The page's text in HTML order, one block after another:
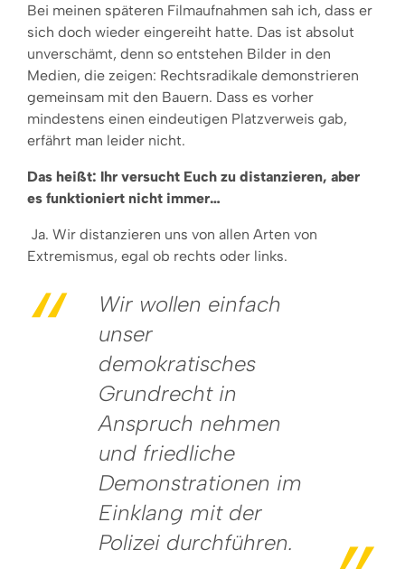
Bei meinen späteren Filmaufnahmen sah ich, dass er
sich doch wieder eingereiht hatte. Das ist absolut
unverschämt, denn so entstehen Bilder in den
Medien, die zeigen: Rechtsradikale demonstrieren
gemeinsam mit den Bauern. Dass es vorher
mindestens einen eindeutigen Platzverweis gab,
erfährt man leider nicht.
Das heißt: Ihr versucht Euch zu distanzieren, aber
es funktioniert nicht immer…
Ja. Wir distanzieren uns von allen Arten von
Extremismus, egal ob rechts oder links.
Wir wollen einfach
unser
demokratisches
Grundrecht in
Anspruch nehmen
und friedliche
Demonstrationen im
Einklang mit der
Polizei durchführen.